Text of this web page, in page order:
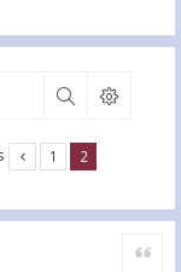
1 2
Citar